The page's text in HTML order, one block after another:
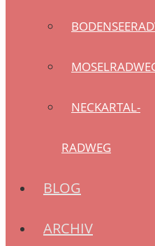
NECKARTAL-
RADWEG
BLOG
ARCHIV